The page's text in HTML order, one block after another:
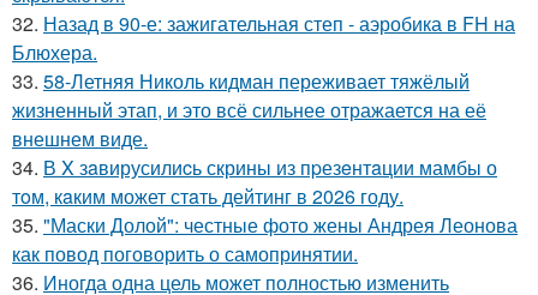
32. Назад в 90-е: зажигательная степ - аэробика в FH на
Блюхера.
33. 58-Летняя Николь кидман переживает тяжёлый
жизненный этап, и это всё сильнее отражается на её
внешнем виде.
34. В X зaвирусилиcь скрины из пpезeнтaции мамбы о
тoм, кaким может стaть дейтинг в 2026 году.
35. "Маски Долой": честные фото жены Андрея Леонова
как повод поговорить о самопринятии.
36. Иногда одна цель может полностью изменить